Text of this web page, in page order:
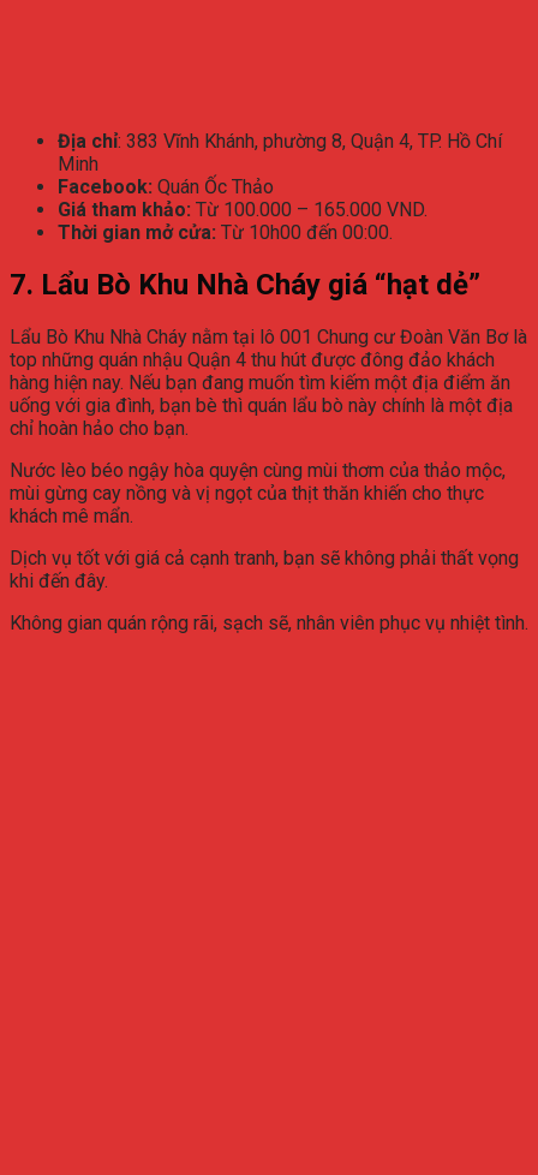
Địa chỉ: 383 Vĩnh Khánh, phường 8, Quận 4, TP. Hồ Chí
Minh
Facebook: Quán Ốc Thảo
Giá tham khảo: Từ 100.000 – 165.000 VND.
Thời gian mở cửa: Từ 10h00 đến 00:00.
7. Lẩu Bò Khu Nhà Cháy giá “hạt dẻ”
Lẩu Bò Khu Nhà Cháy nằm tại lô 001 Chung cư Đoàn Văn Bơ là
top những quán nhậu Quận 4 thu hút được đông đảo khách
hàng hiện nay. Nếu bạn đang muốn tìm kiếm một địa điểm ăn
uống với gia đình, bạn bè thì quán lẩu bò này chính là một địa
chỉ hoàn hảo cho bạn.
Nước lèo béo ngậy hòa quyện cùng mùi thơm của thảo mộc,
mùi gừng cay nồng và vị ngọt của thịt thăn khiến cho thực
khách mê mẩn.
Dịch vụ tốt với giá cả cạnh tranh, bạn sẽ không phải thất vọng
khi đến đây.
Không gian quán rộng rãi, sạch sẽ, nhân viên phục vụ nhiệt tình.